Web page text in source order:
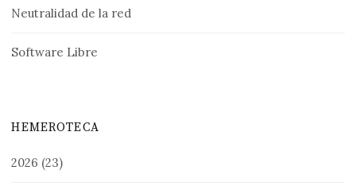
Neutralidad de la red
Software Libre
HEMEROTECA
2026 (23)